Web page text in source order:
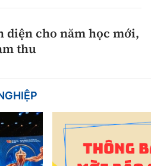
diện cho năm học mới,
thu